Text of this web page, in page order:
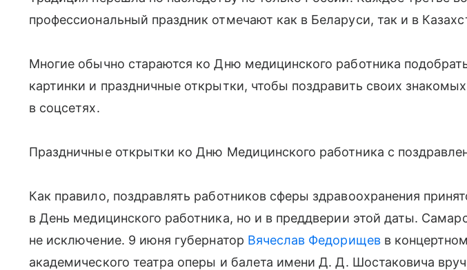
профессиональный праздник отмечают как в Беларуси, так и в
Многие обычно стараются ко Дню медицинского работника
картинки и праздничные открытки, чтобы поздравить своих
в соцсетях.
Праздничные открытки ко Дню Медицинского работника с
Как правило, поздравлять работников сферы здравоохранения
в День медицинского работника, но и в преддверии этой даты.
не исключение. 9 июня губернатор Вячеслав Федорищевв
академического театра оперы и балета имени Д. Д. Шостаковича